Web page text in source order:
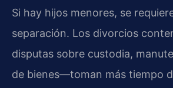
Si hay hijos menores, se
separación. Los divorcios
disputas sobre custodia,
de bienes—toman más tiempo